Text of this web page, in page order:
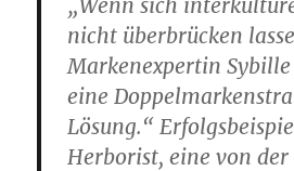
„Wenn sich
nicht überbrücken
Markenexpertin
eine
Lösung.“
Herborist, eine von der